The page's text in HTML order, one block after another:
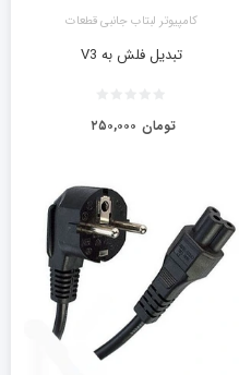
کامپیوتر لبتاب جانبی قطعات
تبدیل فلش به V3
۲۵۰,۰۰۰ تومان